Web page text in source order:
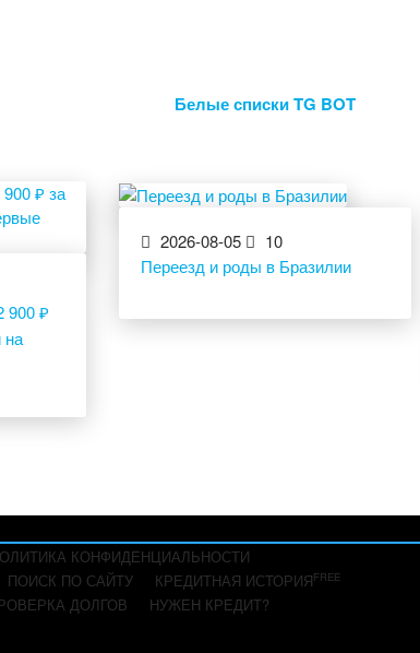
Белые списки TG BOT
900 ₽
на
2026-08-05
10
Переезд и роды в Бразилии
КОНФИДЕНЦИАЛЬНОСТИ
ПОИСК ПО САЙТУ КРЕДИТНАЯ ИСТОРИЯFREE
ДОЛГОВ
НУЖЕН КРЕДИТ?